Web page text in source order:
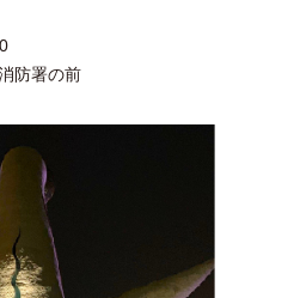
防署の前